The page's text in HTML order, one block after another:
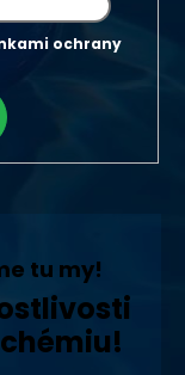
ochrany
tu my!